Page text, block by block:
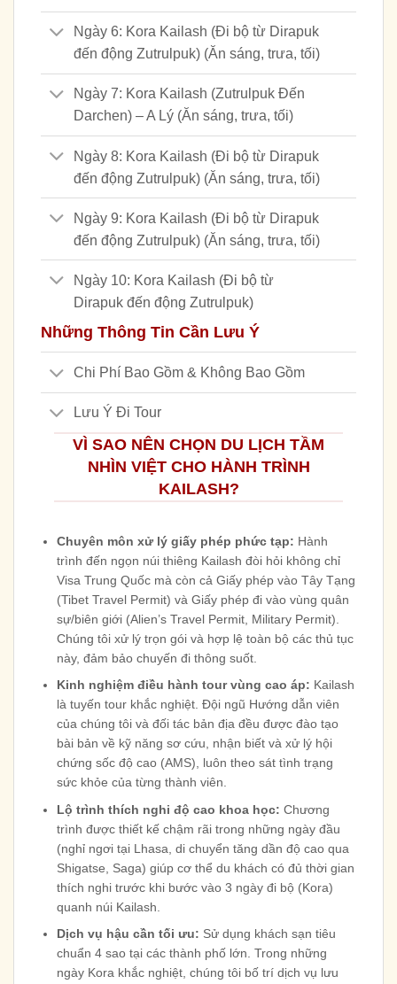
Ngày 6: Kora Kailash (Đi bộ từ Dirapuk
đến động Zutrulpuk) (Ăn sáng, trưa, tối)
Ngày 7: Kora Kailash (Zutrulpuk Đến
Darchen) – A Lý (Ăn sáng, trưa, tối)
Ngày 8: Kora Kailash (Đi bộ từ Dirapuk
đến động Zutrulpuk) (Ăn sáng, trưa, tối)
Ngày 9: Kora Kailash (Đi bộ từ Dirapuk
đến động Zutrulpuk) (Ăn sáng, trưa, tối)
Ngày 10: Kora Kailash (Đi bộ từ
Dirapuk đến động Zutrulpuk)
Những Thông Tin Cần Lưu Ý
Chi Phí Bao Gồm & Không Bao Gồm
Lưu Ý Đi Tour
VÌ SAO NÊN CHỌN DU LỊCH TẦM
NHÌN VIỆT CHO HÀNH TRÌNH
KAILASH?
Chuyên môn xử lý giấy phép phức tạp: Hành
trình đến ngọn núi thiêng Kailash đòi hỏi không chỉ
Visa Trung Quốc mà còn cả Giấy phép vào Tây Tạng
(Tibet Travel Permit) và Giấy phép đi vào vùng quân
sự/biên giới (Alien’s Travel Permit, Military Permit).
Chúng tôi xử lý trọn gói và hợp lệ toàn bộ các thủ tục
này, đảm bảo chuyến đi thông suốt.
Kinh nghiệm điều hành tour vùng cao áp: Kailash
là tuyến tour khắc nghiệt. Đội ngũ Hướng dẫn viên
của chúng tôi và đối tác bản địa đều được đào tạo
bài bản về kỹ năng sơ cứu, nhận biết và xử lý hội
chứng sốc độ cao (AMS), luôn theo sát tình trạng
sức khỏe của từng thành viên.
Lộ trình thích nghi độ cao khoa học: Chương
trình được thiết kế chậm rãi trong những ngày đầu
(nghỉ ngơi tại Lhasa, di chuyển tăng dần độ cao qua
Shigatse, Saga) giúp cơ thể du khách có đủ thời gian
thích nghi trước khi bước vào 3 ngày đi bộ (Kora)
quanh núi Kailash.
Dịch vụ hậu cần tối ưu: Sử dụng khách sạn tiêu
chuẩn 4 sao tại các thành phố lớn. Trong những
ngày Kora khắc nghiệt, chúng tôi bố trí dịch vụ lưu